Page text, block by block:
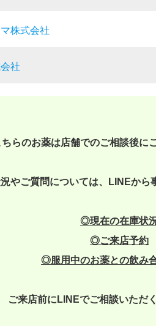
株式会社
社
ちらのお薬は店舗でのご相談後に
やご質問については、LINEから
◎現在の在庫状
◎ご来店予約
◎服用中のお薬との飲み
ご来店前にLINEでご相談いただ